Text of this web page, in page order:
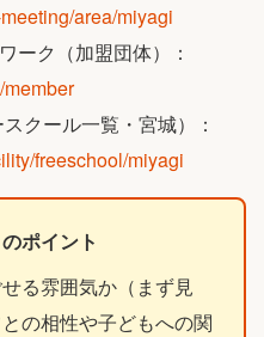
area/miyagi
ーク（加盟団体）：
クール一覧・宮城）：
freeschool/miyagi
ポイント
る雰囲気か（まず見
の相性や子どもへの関